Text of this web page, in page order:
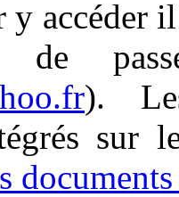
y accéder
).
sur